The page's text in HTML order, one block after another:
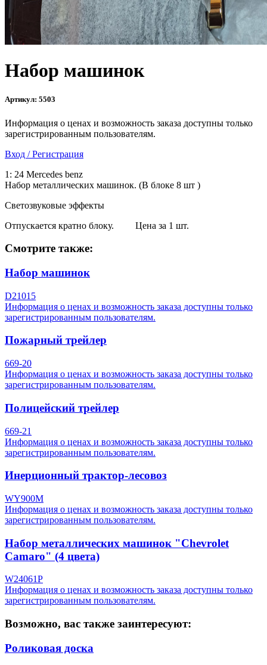
Набор машинок
Артикул: 5503
Информация о ценах и возможность заказа доступны только
зарегистрированным пользователям.
Вход / Регистрация
1: 24 Mercedes benz
Набор металлических машинок. (В блоке 8 шт )
Светозвуковые эффекты
Отпускается кратно блоку. Цена за 1 шт.
Смотрите также:
Набор машинок
D21015
Информация о ценах и возможность заказа доступны только
зарегистрированным пользователям.
Пожарный трейлер
669-20
Информация о ценах и возможность заказа доступны только
зарегистрированным пользователям.
Полицейский трейлер
669-21
Информация о ценах и возможность заказа доступны только
зарегистрированным пользователям.
Инерционный трактор-лесовоз
WY900M
Информация о ценах и возможность заказа доступны только
зарегистрированным пользователям.
Набор металлических машинок "Chevrolet
Camaro" (4 цвета)
W24061P
Информация о ценах и возможность заказа доступны только
зарегистрированным пользователям.
Возможно, вас также заинтересуют:
Роликовая доска